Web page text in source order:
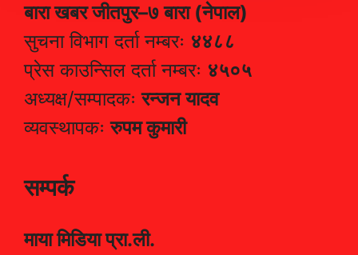
बारा खबर जीतपुर–७ बारा (नेपाल)
सुचना विभाग दर्ता नम्बरः ४४८८
प्रेस काउन्सिल दर्ता नम्बरः ४५०५
अध्यक्ष/सम्पादकःरन्जन यादव
व्यवस्थापकःरुपम कुमारी
सम्पर्क
माया मिडिया प्रा.ली.